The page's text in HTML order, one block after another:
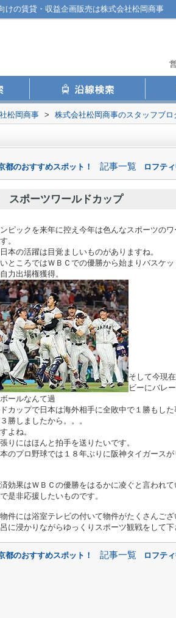
の賃貸・収益企画販売は株式会社松岡商事
松岡商事 > 株式会社松岡商事のスタッフブロ
のおすすめスポット！ 記事一覧 ロフテ
スポーツワールドカップ
ピックを来年に控え今年は色んなスポーツのワ
。
本の活躍は目覚ましいものがありますね。
ところではＷＢＣでの優勝から始まりバスケッ
力出場権獲得。
そして今現
ビーにバレー
ールなんて過
カップで日本は海外相手に全敗中で１勝もした
勝しましたから。。。
よね。
りにはほんと拍手を送りたいです。
のプロ野球では１８年ぶりに阪神タイガース
効果はＷＢＣの優勝をはるかに凌ぐと言われて
是非応援したいものです。
件には浴室テレビの付いて物件がたくさんござ
に浸かりながらゆっくりスポーツ観戦をして下
のおすすめスポット！ 記事一覧 ロフテ